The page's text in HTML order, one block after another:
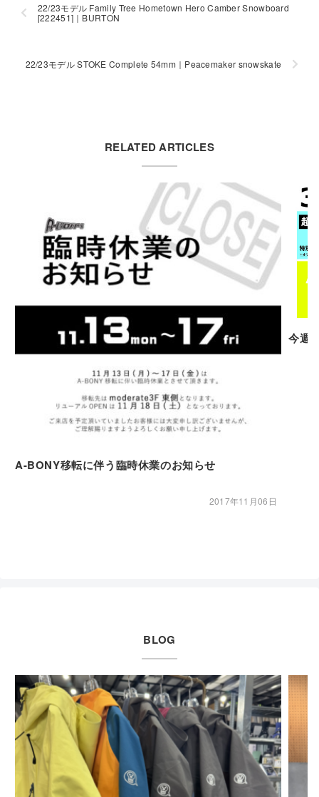
22/23モデル Family Tree Hometown Hero Camber Snowboard
[222451]｜BURTON
22/23モデル STOKE Complete 54mm｜Peacemaker snowskate
RELATED ARTICLES
A-BONY移転に伴う臨時休業のお知らせ
2017年11月06日
今週
BLOG